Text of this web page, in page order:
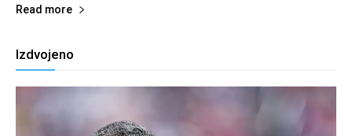
Read more
Izdvojeno